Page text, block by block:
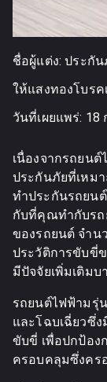
ชื่อผู้แต่ง:ประกัน
ให้แสงทองโบร
วันที่เผยแพร่: 18
เนื่องจากรถยน
ประกันภัยที่เหม
ทำประกันรถยน
กับที่คุณทำกับรถ
ของรถยนต์ จำน
ประวัติการขับขี่
มีปัจจัยเพิ่มเติม
รถยนต์ไฟฟ้ามรุ่
และโฉบเฉี่ยวซึ่
ขับขี่ เพื่อปกป้อ
ครอบคลุมซึ่งคร